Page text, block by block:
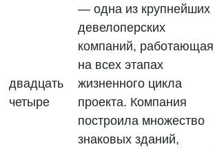
двадцать
четыре
— одна из крупнейших
девелоперских
компаний, работающая
на всех этапах
жизненного цикла
проекта. Компания
построила множество
знаковых зданий,